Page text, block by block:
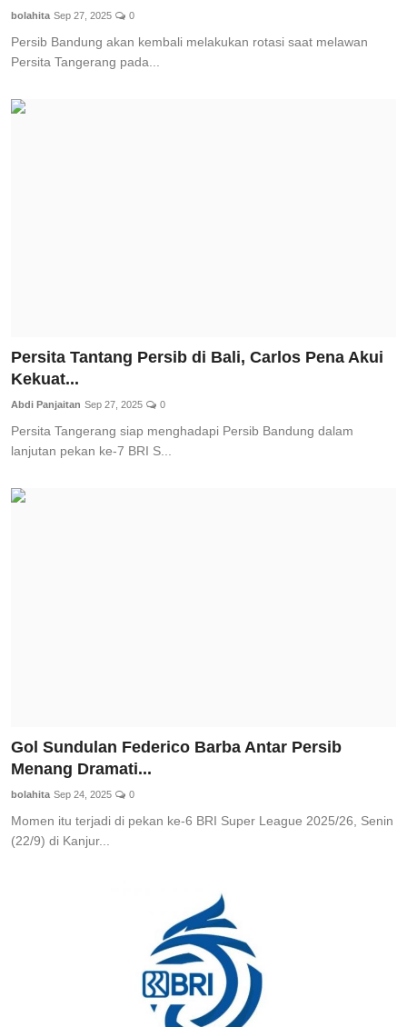
bolahita Sep 27, 2025 0
Persib Bandung akan kembali melakukan rotasi saat melawan
Persita Tangerang pada...
Persita Tantang Persib di Bali, Carlos Pena Akui
Kekuat...
Abdi Panjaitan Sep 27, 2025 0
Persita Tangerang siap menghadapi Persib Bandung dalam
lanjutan pekan ke-7 BRI S...
Gol Sundulan Federico Barba Antar Persib
Menang Dramati...
bolahita Sep 24, 2025 0
Momen itu terjadi di pekan ke-6 BRI Super League 2025/26, Senin
(22/9) di Kanjur...